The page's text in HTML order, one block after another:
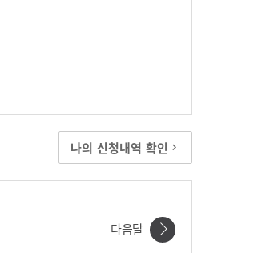
나의 신청내역 확인
다음달